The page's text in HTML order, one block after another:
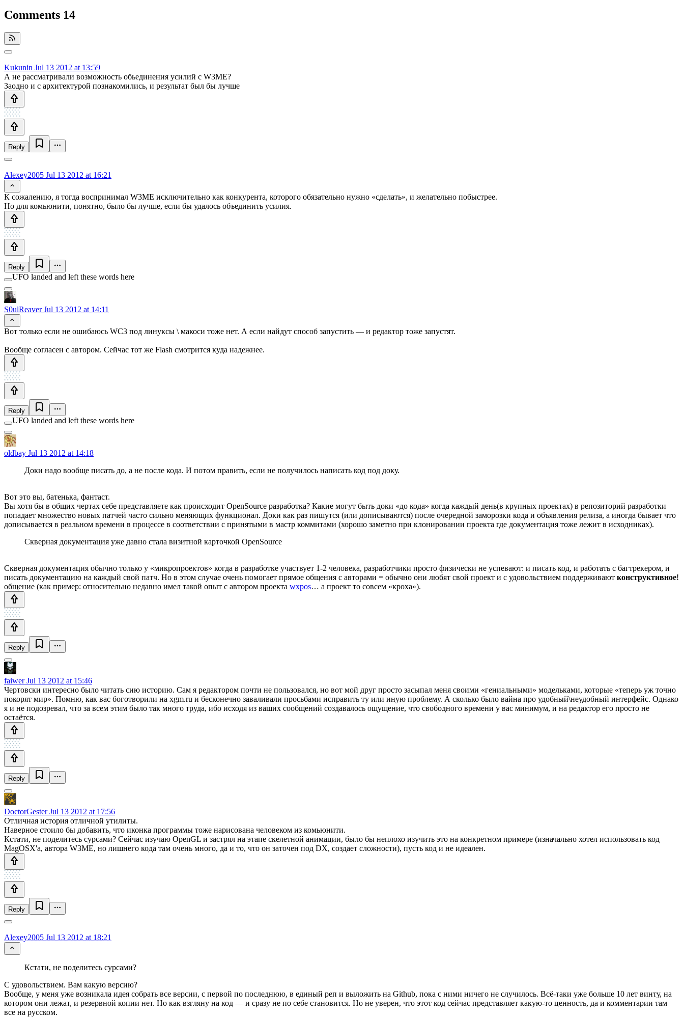
Comments 14
Kukunin Jul 13 2012 at 13:59
А не рассматривали возможность обьединения усилий с W3ME?
Заодно и с архитектурой познакомились, и результат был бы лучше
Reply
Alexey2005 Jul 13 2012 at 16:21
К сожалению, я тогда воспринимал W3ME исключительно как конкурента, которого обязательно нужно «сделать», и желательно побыстрее.
Но для комьюнити, понятно, было бы лучше, если бы удалось объединить усилия.
Reply
UFO landed and left these words here
S0ulReaverJul 13 2012 at 14:11
Вот только если не ошибаюсь WC3 под линуксы \ макоси тоже нет. А если найдут способ запустить — и редактор тоже запустят.
Вообще согласен с автором. Сейчас тот же Flash смотрится куда надежнее.
Reply
UFO landed and left these words here
oldbay Jul 13 2012 at 14:18
Доки надо вообще писать до, а не после кода. И потом править, если не получилось написать код под доку.
Вот это вы, батенька, фантаст.
Вы хотя бы в общих чертах себе представляете как происходит OpenSource разработка? Какие могут быть доки «до кода» когда каждый день(в крупных проектах) в репозиторий разработки
попадает множество новых патчей часто сильно меняющих функционал. Доки как раз пишутся (или дописываются) после очередной заморозки кода и объявления релиза, а иногда бывает что
дописывается в реальном времени в процессе в соответствии с принятыми в мастр коммитами (хорошо заметно при клонировании проекта где документация тоже лежит в исходниках).
Скверная документация уже давно стала визитной карточкой OpenSource
Скверная документация обычно только у «микропроектов» когда в разработке участвует 1-2 человека, разработчики просто физически не успевают: и писать код, и работать с багтрекером, и
писать документацию на каждый свой патч. Но в этом случае очень помогает прямое общения с авторами = обычно они любят свой проект и с удовольствием поддерживают конструктивное!
общение (как пример: относительно недавно имел такой опыт с автором проекта wxpos… а проект то совсем «кроха»).
Reply
faiwerJul 13 2012 at 15:46
Чертовски интересно было читать сию историю. Сам я редактором почти не пользовался, но вот мой друг просто засыпал меня своими «гениальными» модельками, которые «теперь уж точно
покорят мир». Помню, как вас боготворили на xgm.ru и бесконечно заваливали просьбами исправить ту или иную проблему. А сколько было вайна про удобный\неудобный интерфейс. Однако
я и не подозревал, что за всем этим было так много труда, ибо исходя из ваших сообщений создавалось ощущение, что свободного времени у вас минимум, и на редактор его просто не
остаётся.
Reply
DoctorGesterJul 13 2012 at 17:56
Отличная история отличной утилиты.
Наверное стоило бы добавить, что иконка программы тоже нарисована человеком из комьюнити.
Кстати, не поделитесь сурсами? Сейчас изучаю OpenGL и застрял на этапе скелетной анимации, было бы неплохо изучить это на конкретном примере (изначально хотел использовать код
MagOSX'a, автора W3ME, но лишнего кода там очень много, да и то, что он заточен под DX, создает сложности), пусть код и не идеален.
Reply
Alexey2005 Jul 13 2012 at 18:21
Кстати, не поделитесь сурсами?
С удовольствием. Вам какую версию?
Вообще, у меня уже возникала идея собрать все версии, с первой по последнюю, в единый реп и выложить на Github, пока с ними ничего не случилось. Всё-таки уже больше 10 лет винту, на
котором они лежат, и резервной копии нет. Но как взгляну на код — и сразу не по себе становится. Но не уверен, что этот код сейчас представляет какую-то ценность, да и комментарии там
все на русском.